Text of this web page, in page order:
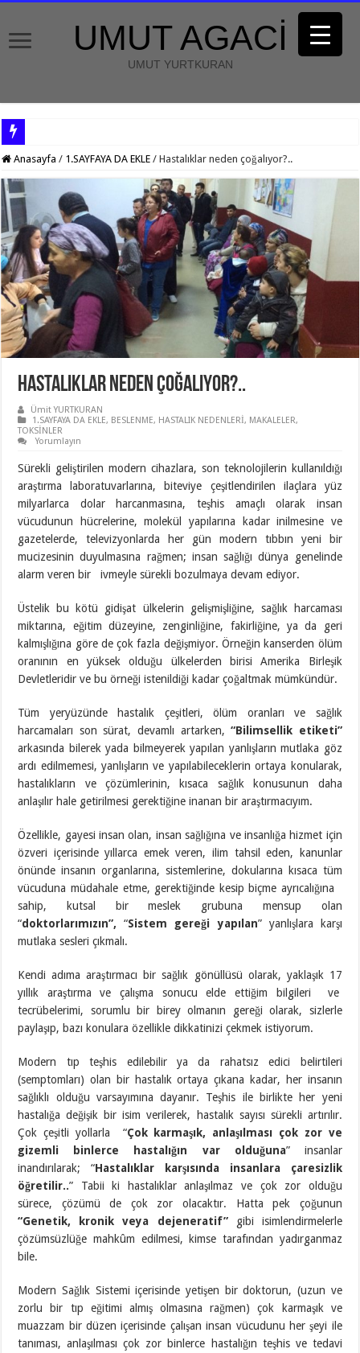
UMUT AGACİ
UMUT YURTKURAN
Anasayfa / 1.SAYFAYA DA EKLE / Hastalıklar neden çoğalıyor?..
Hastalıklar neden çoğalıyor?..
Ümit YURTKURAN
1.SAYFAYA DA EKLE, BESLENME, HASTALIK NEDENLERİ, MAKALELER,
TOKSİNLER
Yorumlayın
Sürekli geliştirilen modern cihazlara, son teknolojilerin kullanıldığı
araştırma laboratuvarlarına, biteviye çeşitlendirilen ilaçlara yüz
milyarlarca dolar harcanmasına, teşhis amaçlı olarak insan
vücudunun hücrelerine, molekül yapılarına kadar inilmesine ve
gazetelerde, televizyonlarda her gün modern tıbbın yeni bir
mucizesinin duyulmasına rağmen; insan sağlığı dünya genelinde
alarm veren bir ivmeyle sürekli bozulmaya devam ediyor.
Üstelik bu kötü gidişat ülkelerin gelişmişliğine, sağlık harcaması
miktarına, eğitim düzeyine, zenginliğine, fakirliğine, ya da geri
kalmışlığına göre de çok fazla değişmiyor. Örneğin kanserden ölüm
oranının en yüksek olduğu ülkelerden birisi Amerika Birleşik
Devletleridir ve bu örneği istenildiği kadar çoğaltmak mümkündür.
Tüm yeryüzünde hastalık çeşitleri, ölüm oranları ve sağlık
harcamaları son sürat, devamlı artarken,“Bilimsellik etiketi”
arkasında bilerek yada bilmeyerek yapılan yanlışların mutlaka göz
ardı edilmemesi, yanlışların ve yapılabileceklerin ortaya konularak,
hastalıkların ve çözümlerinin, kısaca sağlık konusunun daha
anlaşılır hale getirilmesi gerektiğine inanan bir araştırmacıyım.
Özellikle, gayesi insan olan, insan sağlığına ve insanlığa hizmet için
özveri içerisinde yıllarca emek veren, ilim tahsil eden, kanunlar
önünde insanın organlarına, sistemlerine, dokularına kısaca tüm
vücuduna müdahale etme, gerektiğinde kesip biçme ayrıcalığına
sahip, kutsal bir meslek grubuna mensup olan
“doktorlarımızın”,“Sistem gereği yapılan” yanlışlara karşı
mutlaka sesleri çıkmalı.
Kendi adıma araştırmacı bir sağlık gönüllüsü olarak, yaklaşık 17
yıllık araştırma ve çalışma sonucu elde ettiğim bilgileri ve
tecrübelerimi, sorumlu bir birey olmanın gereği olarak, sizlerle
paylaşıp, bazı konulara özellikle dikkatinizi çekmek istiyorum.
Modern tıp teşhis edilebilir ya da rahatsız edici belirtileri
(semptomları) olan bir hastalık ortaya çıkana kadar, her insanın
sağlıklı olduğu varsayımına dayanır. Teşhis ile birlikte her yeni
hastalığa değişik bir isim verilerek, hastalık sayısı sürekli artırılır.
Çok çeşitli yollarla “Çok karmaşık, anlaşılması çok zor ve
gizemli binlerce hastalığın var olduğuna” insanlar
inandırılarak; “Hastalıklar karşısında insanlara çaresizlik
öğretilir..” Tabii ki hastalıklar anlaşılmaz ve çok zor olduğu
sürece, çözümü de çok zor olacaktır. Hatta pek çoğunun
“Genetik, kronik veya dejeneratif” gibi isimlendirmelerle
çözümsüzlüğe mahkûm edilmesi, kimse tarafından yadırganmaz
bile.
Modern Sağlık Sistemi içerisinde yetişen bir doktorun, (uzun ve
zorlu bir tıp eğitimi almış olmasına rağmen) çok karmaşık ve
muazzam bir düzen içerisinde çalışan insan vücudunu her şeyi ile
tanıması, anlaşılması çok zor binlerce hastalığın teşhis ve tedavi